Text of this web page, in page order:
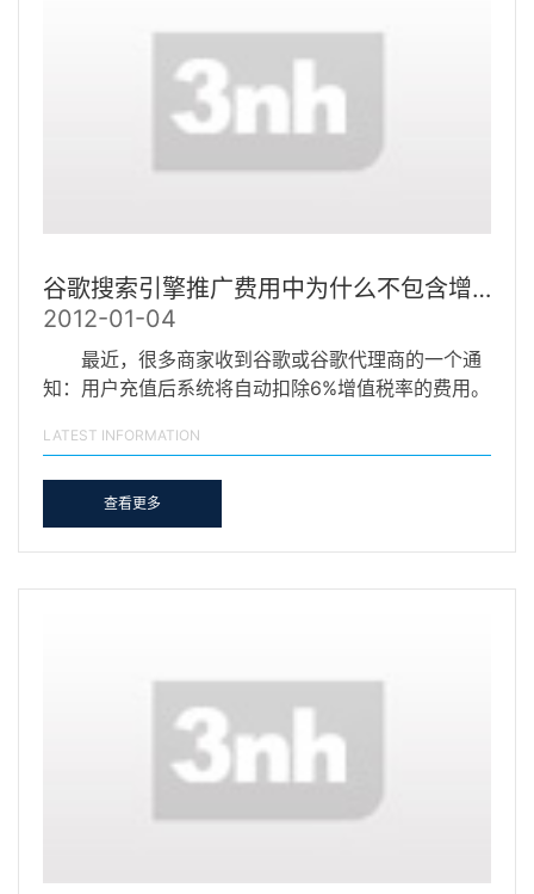
谷歌搜索引擎推广费用中为什么不包含增值税？
2012-01-04
最近，很多商家收到谷歌或谷歌代理商的一个通
知：用户充值后系统将自动扣除6%增值税率的费用。
LATEST INFORMATION
查看更多